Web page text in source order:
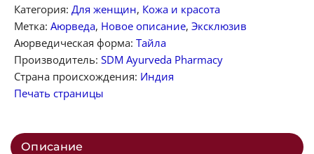
Категория: Для женщин, Кожа и красота
Метка: Аюрведа, Новое описание, Эксклюзив
Аюрведическая форма: Тайла
Производитель: SDM Ayurveda Pharmacy
Страна происхождения: Индия
Печать страницы
Описание